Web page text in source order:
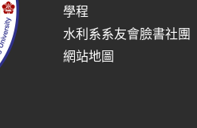
學程
水利系系友會臉書社團
網站地圖